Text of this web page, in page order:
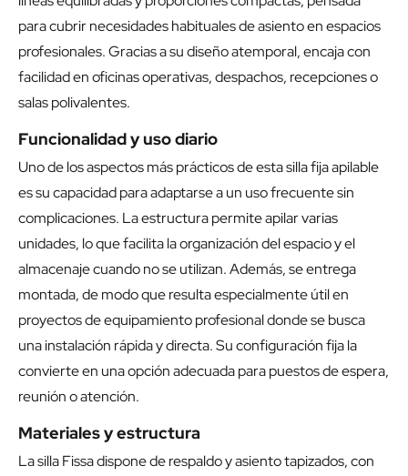
para cubrir necesidades habituales de asiento en espacios
profesionales. Gracias a su diseño atemporal, encaja con
facilidad en oficinas operativas, despachos, recepciones o
salas polivalentes.
Funcionalidad y uso diario
Uno de los aspectos más prácticos de esta silla fija apilable
es su capacidad para adaptarse a un uso frecuente sin
complicaciones. La estructura permite apilar varias
unidades, lo que facilita la organización del espacio y el
almacenaje cuando no se utilizan. Además, se entrega
montada, de modo que resulta especialmente útil en
proyectos de equipamiento profesional donde se busca
una instalación rápida y directa. Su configuración fija la
convierte en una opción adecuada para puestos de espera,
reunión o atención.
Materiales y estructura
La silla Fissa dispone de respaldo y asiento tapizados, con